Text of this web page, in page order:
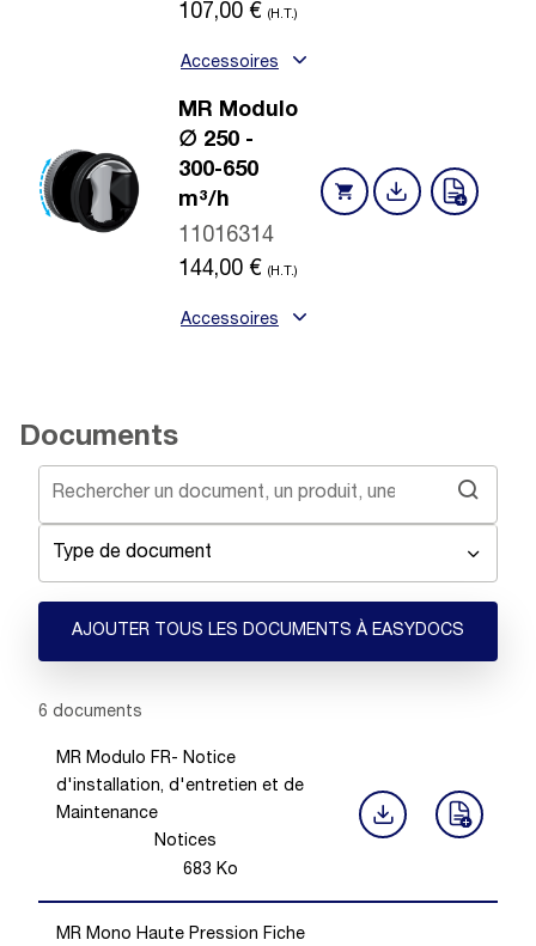
107,00 € (H.T.)
Accessoires
MR Modulo
∅ 250 -
300-650
m³/h
11016314
144,00 € (H.T.)
Accessoires
Documents
Type de document
AJOUTER TOUS LES DOCUMENTS À EASYDOCS
Showing 1 -6
6 documents
MR Modulo FR- Notice
d'installation, d'entretien et de
Maintenance
Notices
683 Ko
MR Mono Haute Pression Fiche